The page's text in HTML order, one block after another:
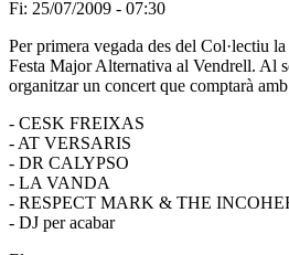
Fi: 25/07/2009 - 07:30
Per primera vegada des del Col·lectiu
Festa Major Alternativa al Vendrell. Al
organitzar un concert que comptarà
- CESK FREIXAS
- AT VERSARIS
- DR CALYPSO
- LA VANDA
- RESPECT MARK & THE
- DJ per acabar